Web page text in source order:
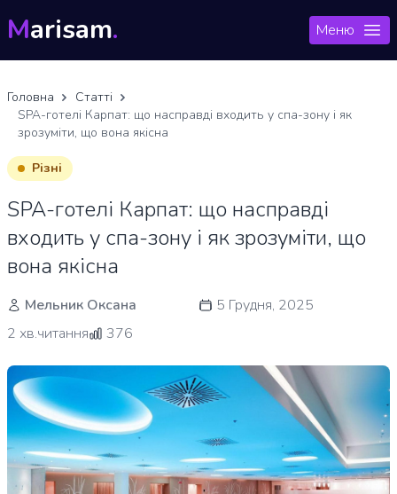
Marisam. Меню
Головна
Статті
SPA-готелі Карпат: що насправді входить у спа-зону і як
зрозуміти, що вона якісна
Різні
SPA-готелі Карпат: що насправді
входить у спа-зону і як зрозуміти, що
вона якісна
Мельник Оксана
5 Грудня, 2025
2 хв.читання
376